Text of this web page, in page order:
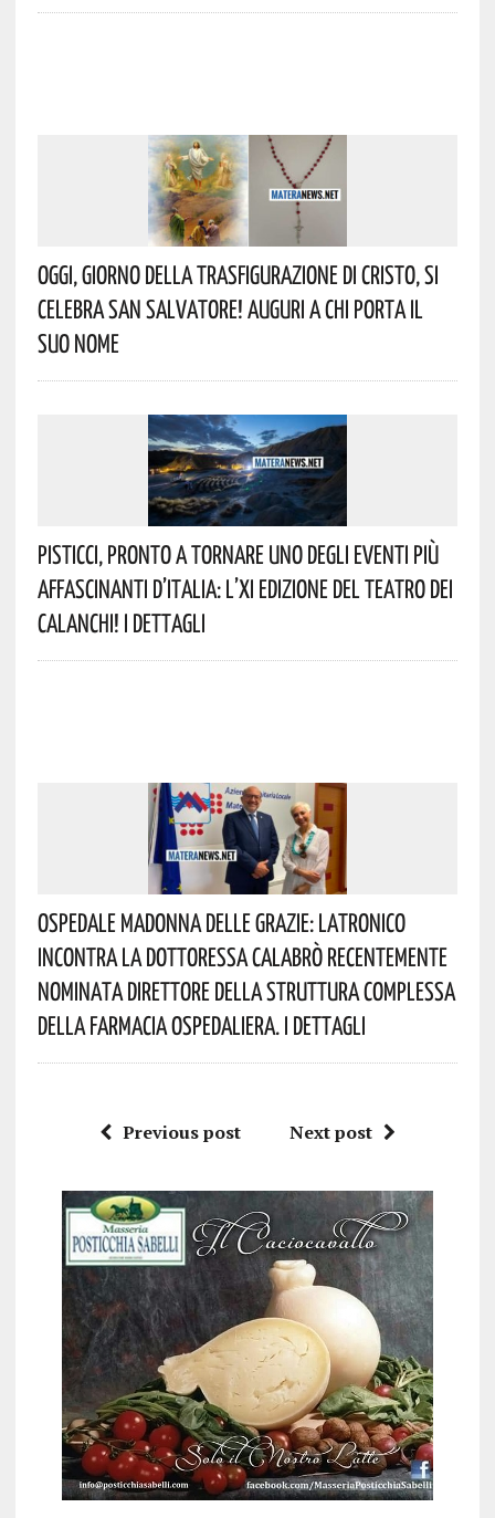
Oggi, Giorno Della Trasfigurazione Di Cristo, Si
Celebra San Salvatore! Auguri A Chi Porta Il
Suo Nome
Pisticci, Pronto A Tornare Uno Degli Eventi Più
Affascinanti D’Italia: L’XI Edizione Del Teatro Dei
Calanchi! I Dettagli
Ospedale Madonna Delle Grazie: Latronico
Incontra La Dottoressa Calabrò Recentemente
Nominata Direttore Della Struttura Complessa
Della Farmacia Ospedaliera. I Dettagli
Previous post Next post